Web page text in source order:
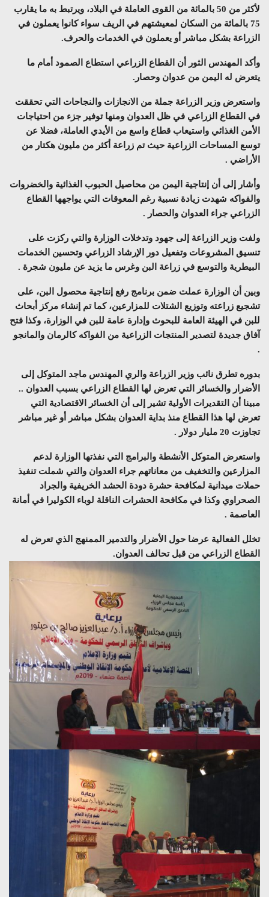
لأكثر من 50 بالمائة من القوى العاملة في البلاد، ويرتبط به ما يقارب
75 بالمائة من السكان لمعيشتهم في الريف سواء كانوا يعملون في
الزراعة بشكل مباشر أو يعملون في الخدمات والحرف.
وأكد المهندس الثور أن القطاع الزراعي استطاع الصمود أمام ما
يتعرض له اليمن من عدوان وحصار.
واستعرض وزير الزراعة جملة من الانجازات والنجاحات التي تحققت
في القطاع الزراعي في ظل العدوان ومنها توفير جزء من احتياجات
الأمن الغذائي واستيعاب قطاع واسع من الأيدي العاملة، فضلا عن
توسع المساحات الزراعية حيث تم زراعة أكثر من مليون هكتار من
الأراضي .
وأشار إلى أن إنتاجية اليمن من محاصيل الحبوب الغذائية والخضروات
والفواكه شهدت زيادة نسبية رغم المعوقات التي يواجهها القطاع
الزراعي جراء العدوان والحصار .
ولفت وزير الزراعة إلى جهود وتدخلات الوزارة والتي ركزت على
تنسيق المشروعات وتفعيل دور الإرشاد الزراعي وتحسين الخدمات
البيطرية والتوسع في زراعة البن وغرس ما يزيد عن مليون شجرة .
وبين أن الوزارة عملت ضمن برنامج رفع إنتاجية محصول البن، على
تشجيع زراعته وتوزيع الشتلات للمزارعين، كما تم إنشاء مركز أبحاث
للبن في الهيئة العامة للبحوث وإدارة عامة للبن في الوزارة، وكذا فتح
آفاق جديدة لتصدير المنتجات الزراعية من الفواكه كالرمان والمانجو
.
بدوره تطرق نائب وزير الزراعة والري المهندس ماجد المتوكل إلى
الأضرار والخسائر التي تعرض لها القطاع الزراعي بسبب العدوان ..
مبينا أن التقديرات الأولية تشير إلى أن الخسائر الاقتصادية التي
تعرض لها هذا القطاع منذ بداية العدوان بشكل مباشر أو غير مباشر
تجاوزت 20 مليار دولار .
واستعرض المتوكل الأنشطة والبرامج التي نفذتها الوزارة لدعم
المزارعين والتخفيف من معاناتهم جراء العدوان والتي شملت تنفيذ
حملات ميدانية لمكافحة حشرة دودة الحشد الخريفية والجراد
الصحراوي وكذا في مكافحة الحشرات الناقلة لوباء الكوليرا في أمانة
العاصمة .
تخلل الفعالية عرضا حول الأضرار والتدمير الممنهج الذي تعرض له
القطاع الزراعي من قبل تحالف العدوان.